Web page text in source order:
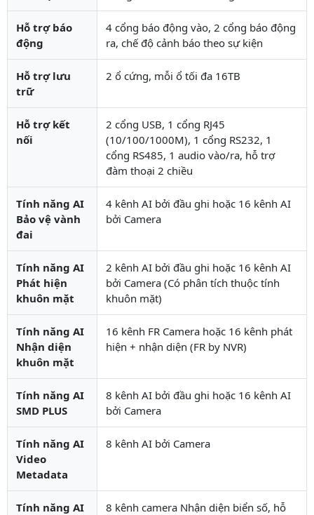
Hỗ trợ báo
động
4 cổng báo động vào, 2 cổng báo động
ra, chế độ cảnh báo theo sự kiện
Hỗ trợ lưu
trữ
2 ổ cứng, mỗi ổ tối đa 16TB
Hỗ trợ kết
nối
2 cổng USB, 1 cổng RJ45
(10/100/1000M), 1 cổng RS232, 1
cổng RS485, 1 audio vào/ra, hỗ trợ
đàm thoại 2 chiều
Tính năng AI
Bảo vệ vành
đai
4 kênh AI bởi đầu ghi hoặc 16 kênh AI
bởi Camera
Tính năng AI
Phát hiện
khuôn mặt
2 kênh AI bởi đầu ghi hoặc 16 kênh AI
bởi Camera (Có phân tích thuộc tính
khuôn mặt)
Tính năng AI
Nhận diện
khuôn mặt
16 kênh FR Camera hoặc 16 kênh phát
hiện + nhận diện (FR by NVR)
Tính năng AI
SMD PLUS
8 kênh AI bởi đầu ghi hoặc 16 kênh AI
bởi Camera
Tính năng AI
Video
Metadata
8 kênh AI bởi Camera
Tính năng AI 8 kênh camera Nhận diện biển số, hỗ